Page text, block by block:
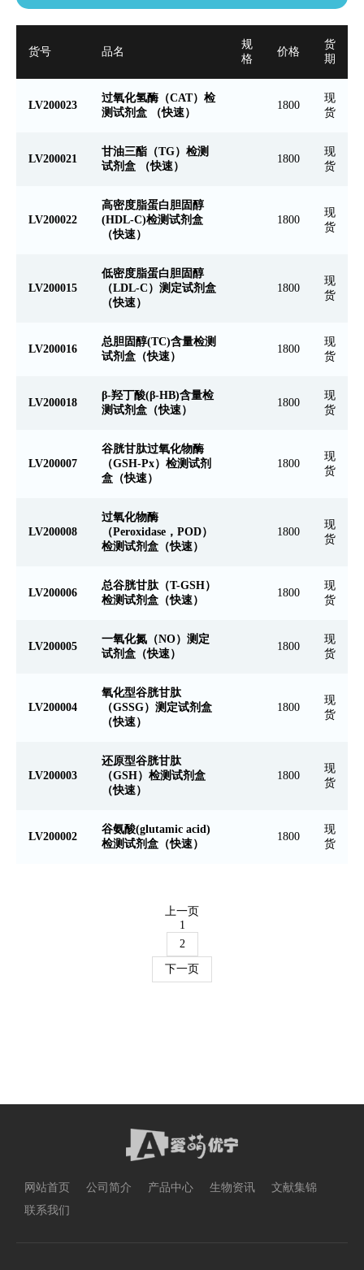
货号 品名
规
格
价格
货
期
LV200023
过氧化氢酶（CAT）检
测试剂盒 （快速）
1800
现
货
LV200021
甘油三酯（TG）检测
试剂盒 （快速）
1800
现
货
LV200022
高密度脂蛋白胆固醇
(HDL-C)检测试剂盒
（快速）
1800
现
货
LV200015
低密度脂蛋白胆固醇
（LDL-C）测定试剂盒
（快速）
1800
现
货
LV200016
总胆固醇(TC)含量检测
试剂盒（快速）
1800
现
货
LV200018
β-羟丁酸(β-HB)含量检
测试剂盒（快速）
1800
现
货
LV200007
谷胱甘肽过氧化物酶
（GSH-Px）检测试剂
盒（快速）
1800
现
货
LV200008
过氧化物酶
（Peroxidase，POD）
检测试剂盒（快速）
1800
现
货
LV200006
总谷胱甘肽（T-GSH）
检测试剂盒（快速）
1800
现
货
LV200005
一氧化氮（NO）测定
试剂盒（快速）
1800
现
货
LV200004
氧化型谷胱甘肽
（GSSG）测定试剂盒
（快速）
1800
现
货
LV200003
还原型谷胱甘肽
（GSH）检测试剂盒
（快速）
1800
现
货
LV200002
谷氨酸(glutamic acid)
检测试剂盒（快速）
1800
现
货
上一页
1
2
下一页
网站首页 公司简介 产品中心 生物资讯
文献集锦
联系我们